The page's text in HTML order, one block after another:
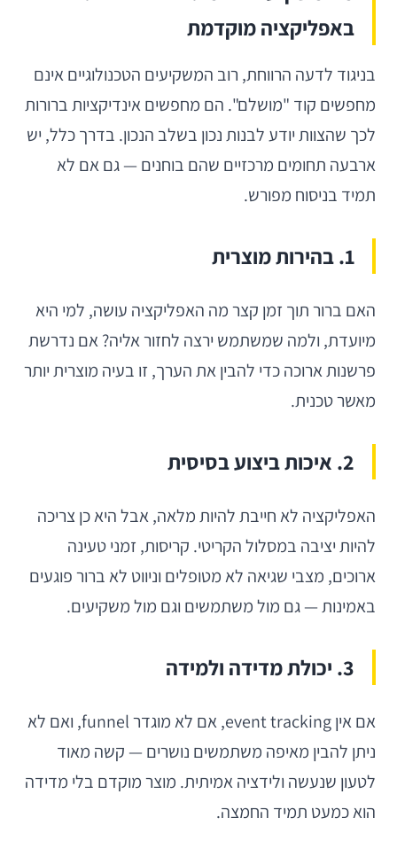
באפליקציה מוקדמת
בניגוד לדעה הרווחת, רוב המשקיעים הטכנולוגיים אינם
מחפשים קוד "מושלם". הם מחפשים אינדיקציות ברורות
לכך שהצוות יודע לבנות נכון בשלב הנכון. בדרך כלל, יש
ארבעה תחומים מרכזיים שהם בוחנים — גם אם לא
תמיד בניסוח מפורש.
1. בהירות מוצרית
האם ברור תוך זמן קצר מה האפליקציה עושה, למי היא
מיועדת, ולמה שמשתמש ירצה לחזור אליה? אם נדרשת
פרשנות ארוכה כדי להבין את הערך, זו בעיה מוצרית יותר
מאשר טכנית.
2. איכות ביצוע בסיסית
האפליקציה לא חייבת להיות מלאה, אבל היא כן צריכה
להיות יציבה במסלול הקריטי. קריסות, זמני טעינה
ארוכים, מצבי שגיאה לא מטופלים וניווט לא ברור פוגעים
באמינות — גם מול משתמשים וגם מול משקיעים.
3. יכולת מדידה ולמידה
אם אין event tracking, אם לא מוגדר funnel, ואם לא
ניתן להבין מאיפה משתמשים נושרים — קשה מאוד
לטעון שנעשה ולידציה אמיתית. מוצר מוקדם בלי מדידה
הוא כמעט תמיד החמצה.